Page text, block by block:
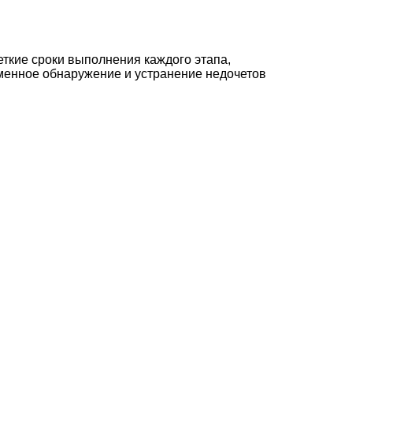
сроки выполнения каждого этапа,
обнаружение и устранение недочетов